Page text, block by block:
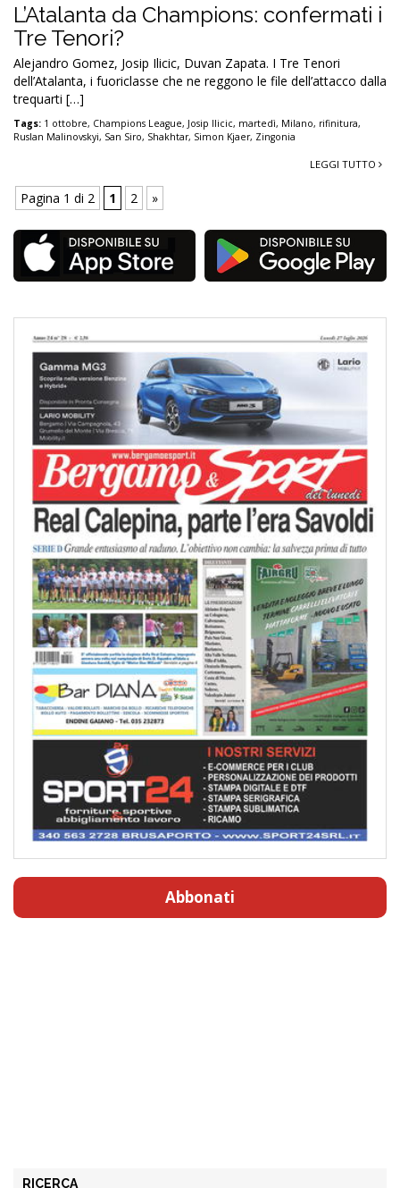
L’Atalanta da Champions: confermati i
Tre Tenori?
Alejandro Gomez, Josip Ilicic, Duvan Zapata. I Tre Tenori
dell’Atalanta, i fuoriclasse che ne reggono le file dell’attacco dalla
trequarti […]
Tags: 1 ottobre, Champions League, Josip Ilicic, martedì, Milano, rifinitura,
Ruslan Malinovskyi, San Siro, Shakhtar, Simon Kjaer, Zingonia
LEGGI TUTTO
Pagina 1 di 2 1 2 »
Abbonati
RICERCA